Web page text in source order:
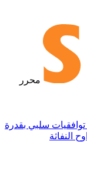
محرر
توافقيات سلبي بقدرة